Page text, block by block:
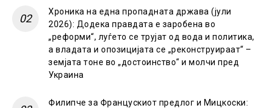
Хроника на една пропадната држава (јули
2026): Додека правдата е заробена во
„реформи“, луѓето се трујат од вода и политика,
а владата и опозицијата се „реконструираат“ –
земјата тоне во „достоинство“ и молчи пред
Украина
Филипче за Францускиот предлог и Мицкоски: